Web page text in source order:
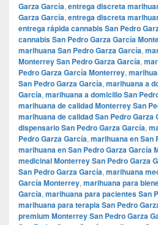
Garza García, entrega discreta
Garza García, entrega discreta
entrega rápida cannabis San Pedro
cannabis San Pedro Garza García
marihuana San Pedro Garza García,
Monterrey San Pedro Garza García,
Pedro Garza García Monterrey,
San Pedro Garza García, marihuana a
García, marihuana a domicilio San
marihuana de calidad Monterrey San
marihuana de calidad San Pedro Garza
dispensario San Pedro Garza García,
Pedro Garza García, marihuana en San
marihuana en San Pedro Garza García
medicinal Monterrey San Pedro Garza
San Pedro Garza García, marihuana
García Monterrey, marihuana para
García, marihuana para pacientes San
marihuana para terapia San Pedro
premium Monterrey San Pedro Garza